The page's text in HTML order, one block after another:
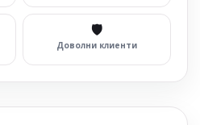
🛡
Доволни клиенти